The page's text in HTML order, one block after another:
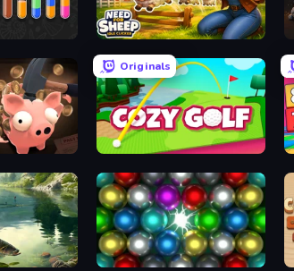
Need for Sheep: Idle Clicker
Originals
Cozy Golf
Magnet Balls: Addictive